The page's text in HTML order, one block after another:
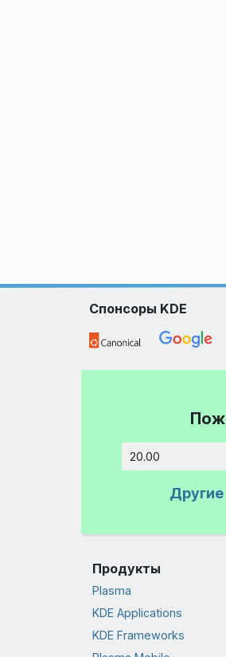
Спонсоры KDE
Продукты
Plasma
KDE Applications
KDE Frameworks